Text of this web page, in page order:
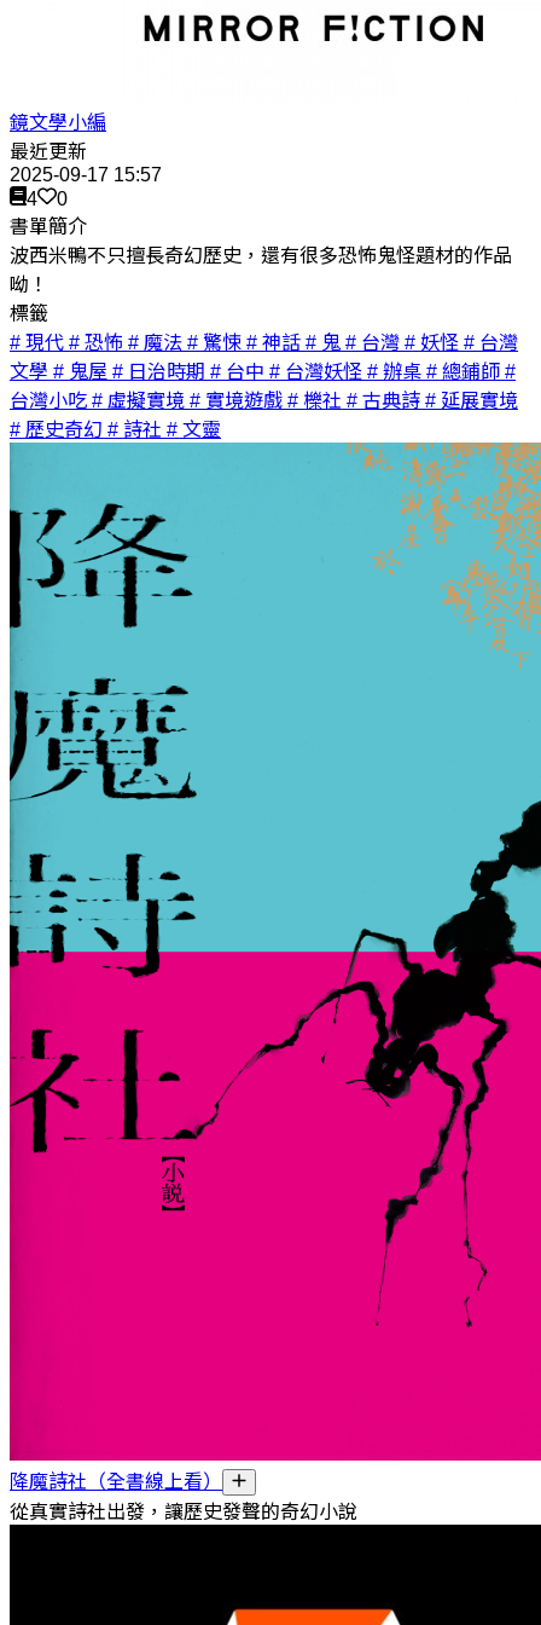
鏡文學小編
最近更新
2025-09-17 15:57
4
0
書單簡介
波西米鴨不只擅長奇幻歷史，還有很多恐怖鬼怪題材的作品
呦！
標籤
# 現代 # 恐怖 # 魔法 # 驚悚 # 神話 # 鬼 # 台灣 # 妖怪 # 台灣
文學 # 鬼屋 # 日治時期 # 台中 # 台灣妖怪 # 辦桌 # 總鋪師 #
台灣小吃 # 虛擬實境 # 實境遊戲 # 櫟社 # 古典詩 # 延展實境
# 歷史奇幻 # 詩社 # 文靈
降魔詩社（全書線上看）
從真實詩社出發，讓歷史發聲的奇幻小說